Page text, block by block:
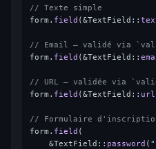
// Texte simple
form. field (&TextField::
// Email — validé via
form. field (&TextField::
// URL — validée via
form. field (&TextField:: url
// Formulaire
form. field (
    &TextField::
password (